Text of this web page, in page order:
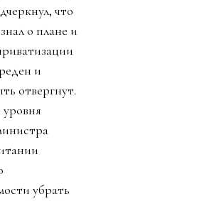
что
о плане и
и
отвергнут.
убрать